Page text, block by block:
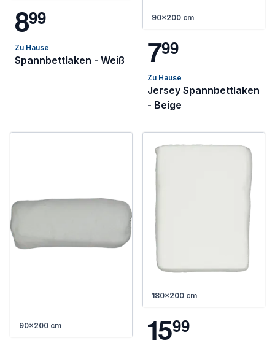
899
Zu Hause
Spannbettlaken - Weiß
90x200 cm
799
Zu Hause
Jersey Spannbettlaken
- Beige
90x200 cm
180x200 cm
1599